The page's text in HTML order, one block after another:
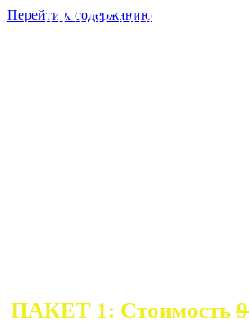
Перейти к содержанию
АКАДЕМИЯ
ПАКЕТ 1: Стоимость